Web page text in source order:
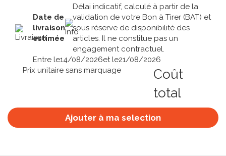
Date de
livraison
estimée
Délai indicatif, calculé à partir de la
validation de votre Bon à Tirer (BAT) et
sous réserve de disponibilité des
articles. Il ne constitue pas un
engagement contractuel.
Entre le14/08/2026et le21/08/2026
Prix unitaire sans marquage
Coût
total
Ajouter à ma selection